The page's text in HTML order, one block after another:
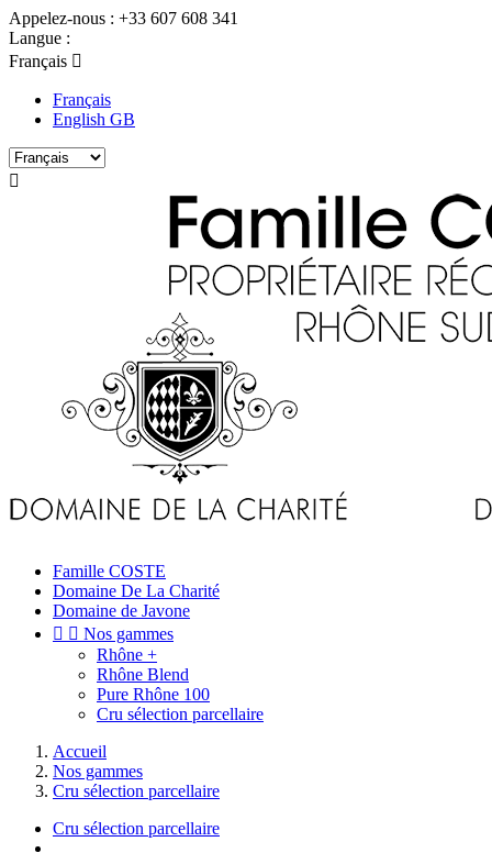
Appelez-nous : +33 607 608 341
Langue :
Français 
Français
English GB

Famille COSTE
Domaine De La Charité
Domaine de Javone
  Nos gammes
Rhône +
Rhône Blend
Pure Rhône 100
Cru sélection parcellaire
Accueil
Nos gammes
Cru sélection parcellaire
Cru sélection parcellaire